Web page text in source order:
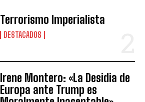
Terrorismo Imperialista
DESTACADOS
Irene Montero: «La Desidia de
Europa ante Trump es